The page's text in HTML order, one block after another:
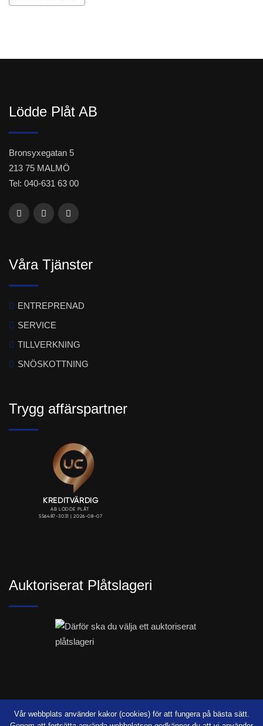
Lödde Plåt AB
Bronsyxegatan 5
213 75 MALMÖ
Tel: 040-631 63 00
Våra Tjänster
ENTREPRENAD
SERVICE
TILLVERKNING
SNÖSKOTTNING
Trygg affärspartner
Auktoriserat Plåtslageri
Vår webbplats använder kakor (cookies) för att fungera på bästa sätt.